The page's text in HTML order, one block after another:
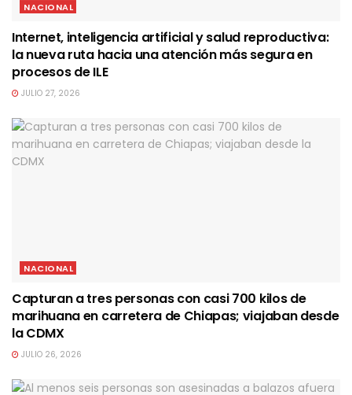
NACIONAL
Internet, inteligencia artificial y salud reproductiva:
la nueva ruta hacia una atención más segura en
procesos de ILE
JULIO 27, 2026
NACIONAL
Capturan a tres personas con casi 700 kilos de
marihuana en carretera de Chiapas; viajaban desde
la CDMX
JULIO 26, 2026